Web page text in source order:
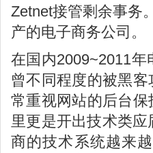
Zetnet接管剩余事务
产的电子商务公司。
在国内2009~2011
曾不同程度的被黑
常重视网站的后台
里更是开出技术类
商的技术系统越来